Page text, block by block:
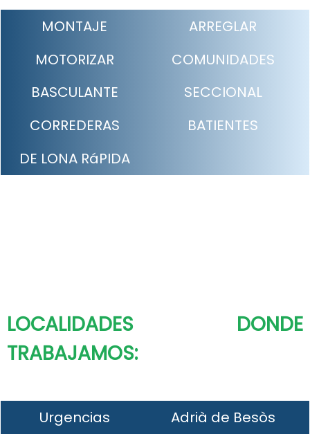
MONTAJE
ARREGLAR
MOTORIZAR
COMUNIDADES
BASCULANTE
SECCIONAL
CORREDERAS
BATIENTES
DE LONA RáPIDA
LOCALIDADES DONDE
TRABAJAMOS:
Urgencias
Adrià de Besòs